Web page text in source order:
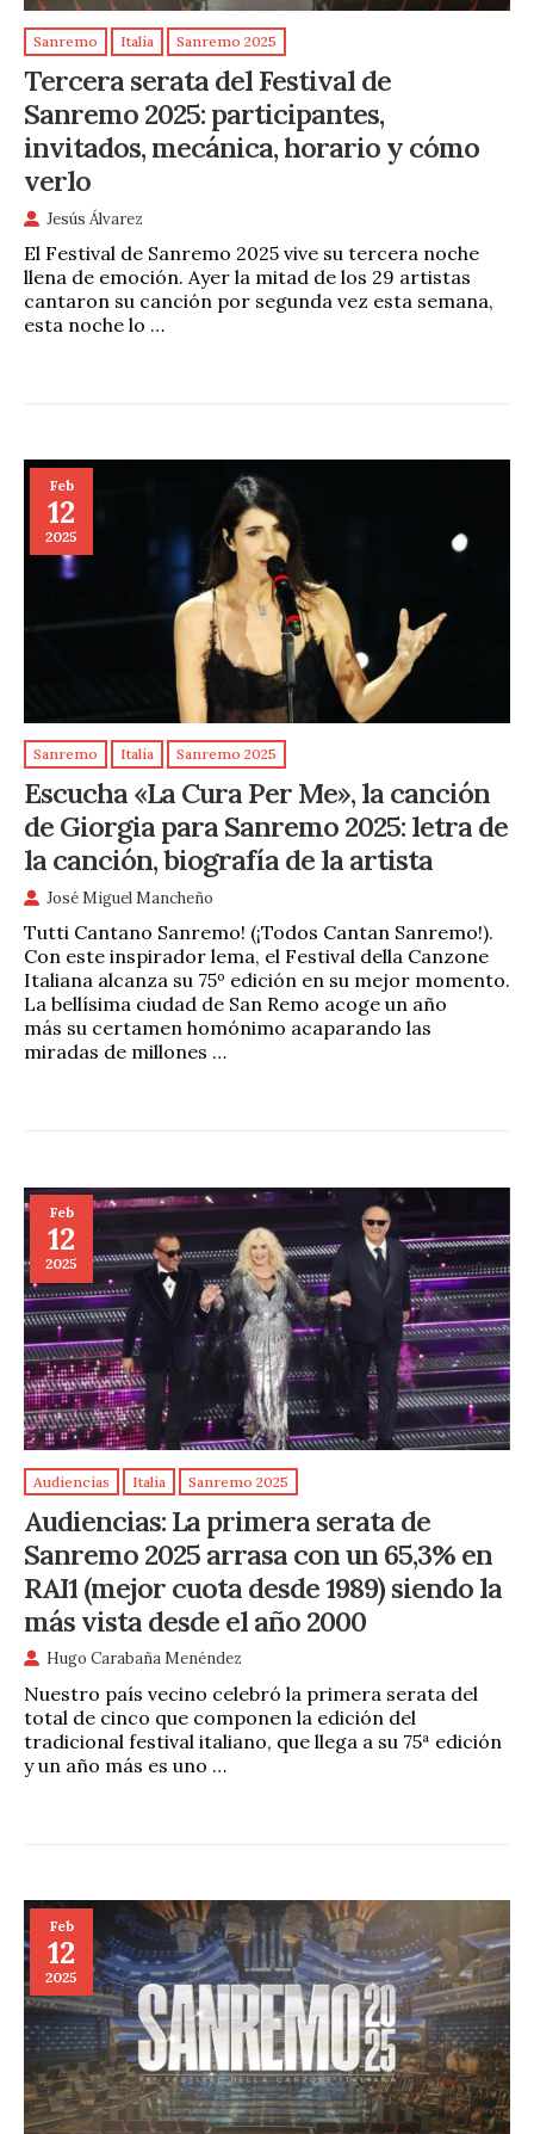
Sanremo Italia Sanremo 2025
Tercera serata del Festival de
Sanremo 2025: participantes,
invitados, mecánica, horario y cómo
verlo
Jesús Álvarez
El Festival de Sanremo 2025 vive su tercera noche
llena de emoción. Ayer la mitad de los 29 artistas
cantaron su canción por segunda vez esta semana,
esta noche lo …
Feb
12
2025
Sanremo Italia Sanremo 2025
Escucha «La Cura Per Me», la canción
de Giorgia para Sanremo 2025: letra de
la canción, biografía de la artista
José Miguel Mancheño
Tutti Cantano Sanremo! (¡Todos Cantan Sanremo!).
Con este inspirador lema, el Festival della Canzone
Italiana alcanza su 75º edición en su mejor momento.
La bellísima ciudad de San Remo acoge un año
más su certamen homónimo acaparando las
miradas de millones …
Feb
12
2025
Audiencias Italia Sanremo 2025
Audiencias: La primera serata de
Sanremo 2025 arrasa con un 65,3% en
RAI1 (mejor cuota desde 1989) siendo la
más vista desde el año 2000
Hugo Carabaña Menéndez
Nuestro país vecino celebró la primera serata del
total de cinco que componen la edición del
tradicional festival italiano, que llega a su 75ª edición
y un año más es uno …
Feb
12
2025